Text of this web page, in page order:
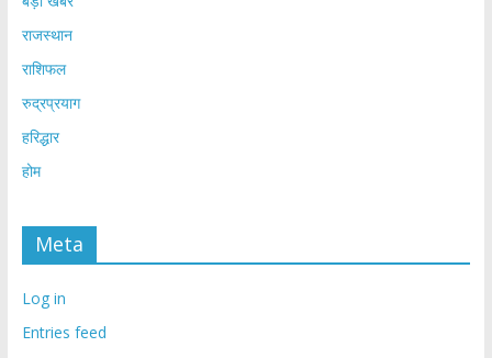
राजस्थान
राशिफल
रुद्रप्रयाग
हरिद्धार
होम
Meta
Log in
Entries feed